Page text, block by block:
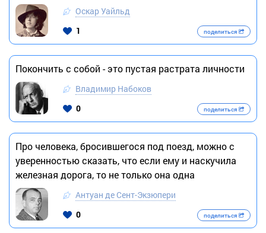
Оскар Уайльд
1
поделиться
Покончить с собой - это пустая растрата личности
Владимир Набоков
0
поделиться
Про человека, бросившегося под поезд, можно с
уверенностью сказать, что если ему и наскучила
железная дорога, то не только она одна
Антуан де Сент-Экзюпери
0
поделиться